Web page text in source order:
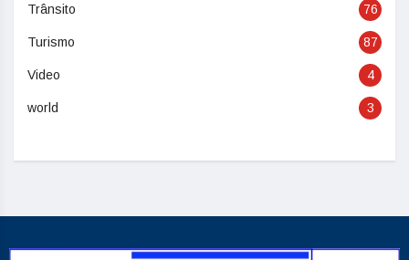
Trânsito 76
Turismo 87
Video 4
world 3